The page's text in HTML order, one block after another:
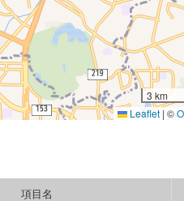
3 km
Leaflet | ©
項目名